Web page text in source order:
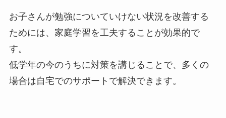
お子さんが勉強についていけない状況を改善する
ためには、家庭学習を工夫することが効果的で
す。
低学年の今のうちに対策を講じることで、多くの
場合は自宅でのサポートで解決できます。